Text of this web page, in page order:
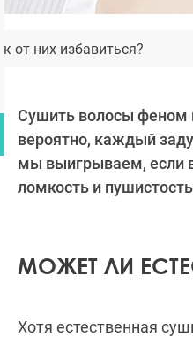
от них избавиться?
Сушить волосы феном
вероятно, каждый
мы выигрываем, если
ломкость и
МОЖЕТ ЛИ
Хотя естественная